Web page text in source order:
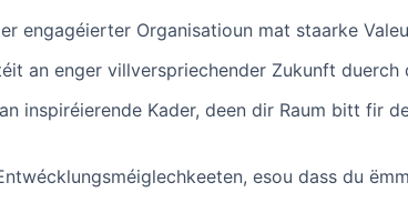
engagéierter Organisatioun mat staarke
an enger villverspriechender Zukunft
inspiréierende Kader, deen dir Raum bitt fir
esou dass du